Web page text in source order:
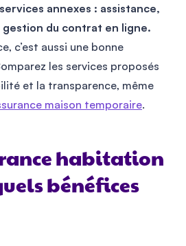
annexes : assistance,
du contrat en ligne.
c’est aussi une bonne
les services proposés
et la transparence, même
maison temporaire.
habitation
bénéfices